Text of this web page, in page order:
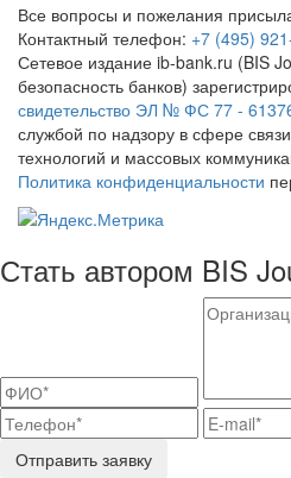
Все вопросы и пожелания
Контактный телефон: +7 (495)
Сетевое издание ib-bank.ru (BIS
безопасность банков)
свидетельство ЭЛ № ФС 77 -
службой по надзору в сфере
технологий и массовых
Политика конфиденциальности
Стать автором BIS
Отправить заявку